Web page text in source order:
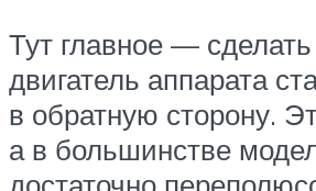
Тут главное —
двигатель аппарата
в обратную сторону.
а в большинстве